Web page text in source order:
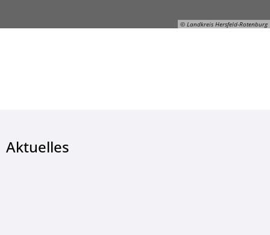
© Landkreis Hersfeld-Rotenburg
Aktuelles